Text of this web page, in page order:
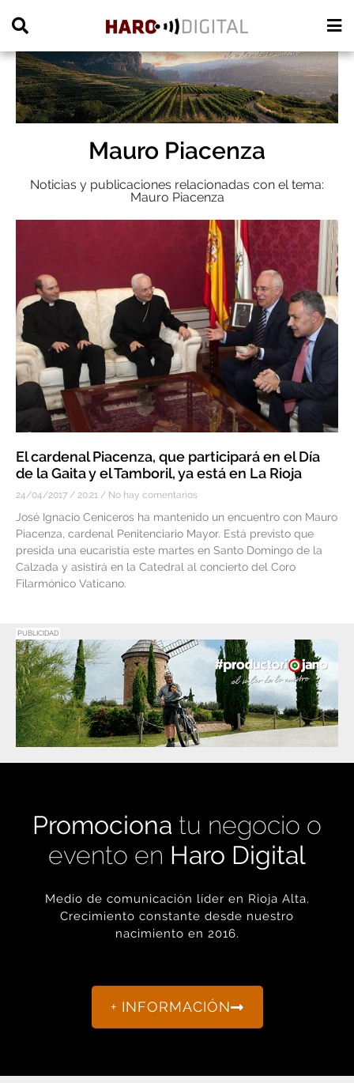
Mauro Piacenza
Noticias y publicaciones relacionadas con el tema:
Mauro Piacenza
El cardenal Piacenza, que participará en el Día
de la Gaita y el Tamboril, ya está en La Rioja
24/04/2017 20:21 No hay comentarios
José Ignacio Ceniceros ha mantenido un encuentro con Mauro
Piacenza, cardenal Penitenciario Mayor. Está previsto que
presida una eucaristía este martes en Santo Domingo de la
Calzada y asistirá en la Catedral al concierto del Coro
Filarmónico Vaticano.
PUBLICIDAD
Promociona tu negocio o
evento en Haro Digital
Medio de comunicación líder en Rioja Alta.
Crecimiento constante desde nuestro
nacimiento en 2016.
+ INFORMACIÓN